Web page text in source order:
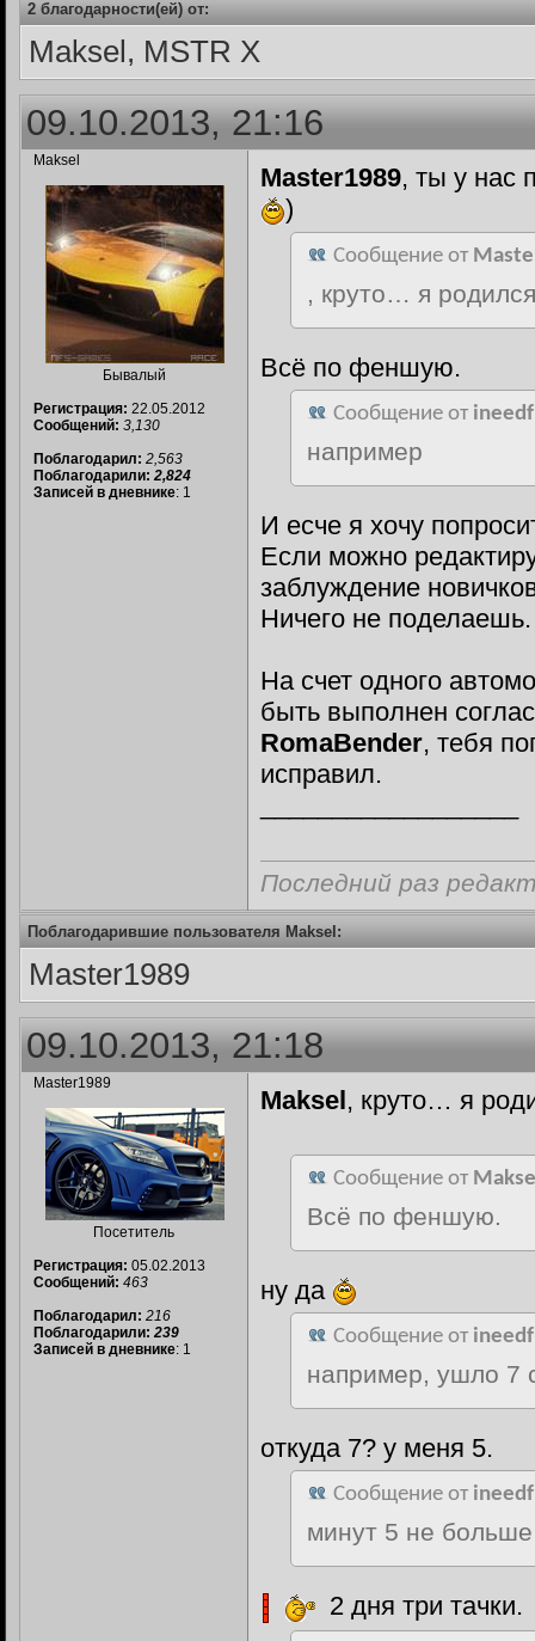
2 благодарности(ей) от:
Maksel, MSTR X
09.10.2013, 21:16
Maksel
Бывалый
Регистрация: 22.05.2012
Сообщений: 3,130
Поблагодарил: 2,563
Поблагодарили: 2,824
Записей в дневнике: 1
Master1989, ты у нас
)
Сообщение от
, круто… я
Всё по феншую.
Сообщение от
например
И есче я хочу
Если можно
заблуждение
Ничего не поделаешь.
На счет одного
быть выполнен
RomaBender, тебя
исправил.
Последний раз
Поблагодарившие пользователя Maksel:
Master1989
09.10.2013, 21:18
Master1989
Посетитель
Регистрация: 05.02.2013
Сообщений: 463
Поблагодарил: 216
Поблагодарили: 239
Записей в дневнике: 1
Maksel, круто… я
Сообщение от
Всё по феншую.
ну да
Сообщение от
например, ушло 7
откуда 7? у меня 5.
Сообщение от
минут 5 не больше
2 дня три тачки.